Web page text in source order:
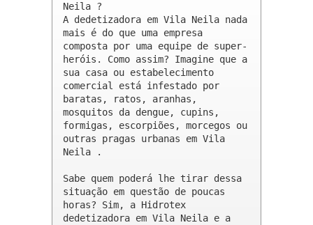
Neila ?
A dedetizadora em Vila Neila nada
mais é do que uma empresa
composta por uma equipe de super-
heróis. Como assim? Imagine que a
sua casa ou estabelecimento
comercial está infestado por
baratas, ratos, aranhas,
mosquitos da dengue, cupins,
formigas, escorpiões, morcegos ou
outras pragas urbanas em Vila
Neila .
Sabe quem poderá lhe tirar dessa
situação em questão de poucas
horas? Sim, a Hidrotex
dedetizadora em Vila Neila e a